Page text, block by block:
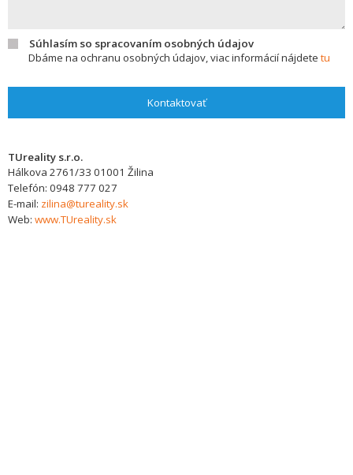
Súhlasím so spracovaním osobných údajov
Dbáme na ochranu osobných údajov, viac informácií nájdete tu
Kontaktovať
TUreality s.r.o.
Hálkova 2761/33 01001 Žilina
Telefón: 0948 777 027
E-mail: zilina@tureality.sk
Web: www.TUreality.sk